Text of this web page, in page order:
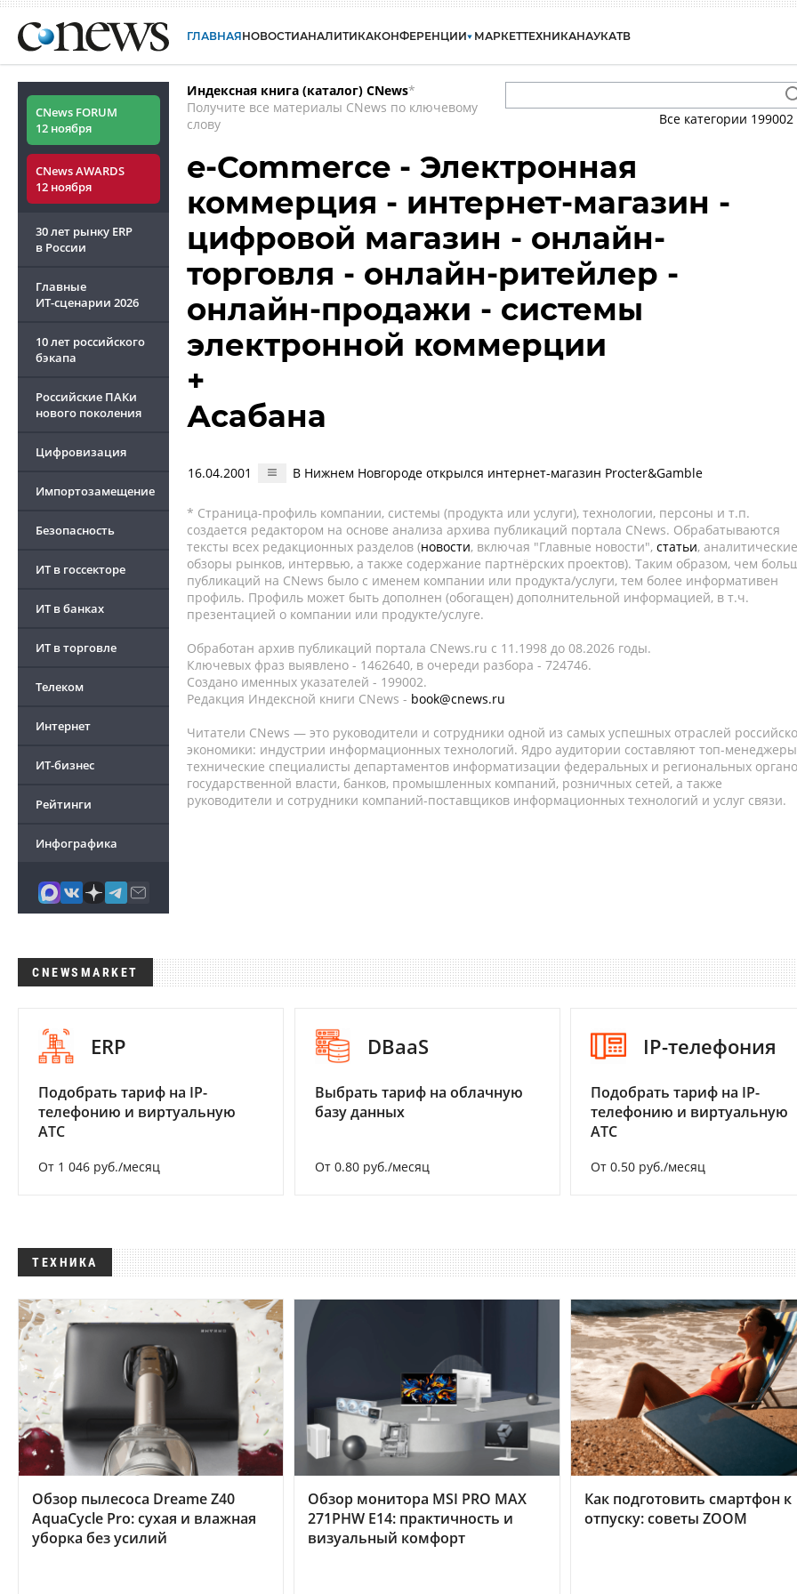
ГЛАВНАЯНОВОСТИАНАЛИТИКАКОНФЕРЕНЦИИ МАРКЕТТЕХНИКАНАУКАТВ
CNews FORUM
12 ноября
CNews AWARDS
12 ноября
30 лет рынку ERP
в России
Главные
ИТ-сценарии 2026
10 лет российского
бэкапа
Российские ПАКи
нового поколения
Цифровизация
Импортозамещение
Безопасность
ИТ в госсекторе
ИТ в банках
ИТ в торговле
Телеком
Интернет
ИТ-бизнес
Рейтинги
Инфографика
Индексная книга (каталог) CNews*
Получите все материалы CNews по ключевому
слову
Все категории 199002
e-Commerce - Электронная
коммерция - интернет-магазин -
цифровой магазин - онлайн-
торговля - онлайн-ритейлер -
онлайн-продажи - системы
электронной коммерции
+
Асабана
16.04.2001 В Нижнем Новгороде открылся интернет-магазин Procter&Gamble
* Страница-профиль компании, системы (продукта или услуги), технологии, персоны и т.п.
создается редактором на основе анализа архива публикаций портала CNews. Обрабатываются
тексты всех редакционных разделов (новости, включая "Главные новости", статьи, аналитические
обзоры рынков, интервью, а также содержание партнёрских проектов). Таким образом, чем
публикаций на CNews было с именем компании или продукта/услуги, тем более информативен
профиль. Профиль может быть дополнен (обогащен) дополнительной информацией, в т.ч.
презентацией о компании или продукте/услуге.
Обработан архив публикаций портала CNews.ru c 11.1998 до 08.2026 годы.
Ключевых фраз выявлено - 1462640, в очереди разбора - 724746.
Создано именных указателей - 199002.
Редакция Индексной книги CNews - book@cnews.ru
Читатели CNews — это руководители и сотрудники одной из самых успешных отраслей
экономики: индустрии информационных технологий. Ядро аудитории составляют топ-
технические специалисты департаментов информатизации федеральных и региональных
государственной власти, банков, промышленных компаний, розничных сетей, а также
руководители и сотрудники компаний-поставщиков информационных технологий и услуг связи.
CNEWSMARKET
ERP
Подобрать тариф на IP-
телефонию и виртуальную
АТС
От 1 046 руб./месяц
DBaaS
Выбрать тариф на облачную
базу данных
От 0.80 руб./месяц
IP-телефония
Подобрать тариф на IP-
телефонию и виртуальную
АТС
От 0.50 руб./месяц
ТЕХНИКА
Обзор пылесоса Dreame Z40
AquaCycle Pro: сухая и влажная
уборка без усилий
Обзор монитора MSI PRO MAX
271PHW E14: практичность и
визуальный комфорт
Как подготовить смартфон к
отпуску: советы ZOOM